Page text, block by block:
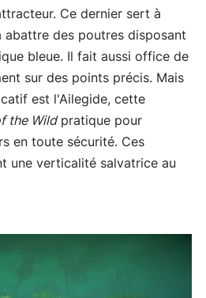
Ce dernier sert à
abattre des poutres disposant
bleue. Il fait aussi office de
sur des points précis. Mais
est l'Ailegide, cette
the Wildpratique pour
en toute sécurité. Ces
une verticalité salvatrice au